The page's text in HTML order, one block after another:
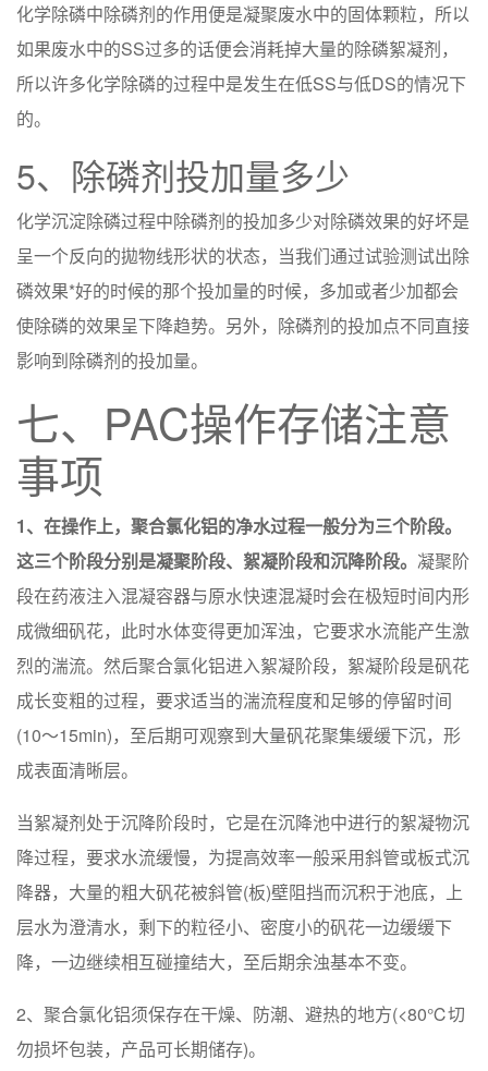
化学除磷中除磷剂的作用便是凝聚废水中的固体颗粒，所以
如果废水中的SS过多的话便会消耗掉大量的除磷絮凝剂，
所以许多化学除磷的过程中是发生在低SS与低DS的情况下
的。
5、除磷剂投加量多少
化学沉淀除磷过程中除磷剂的投加多少对除磷效果的好坏是
呈一个反向的拋物线形状的状态，当我们通过试验测试出除
磷效果*好的时候的那个投加量的时候，多加或者少加都会
使除磷的效果呈下降趋势。另外，除磷剂的投加点不同直接
影响到除磷剂的投加量。
七、PAC操作存储注意
事项
1、在操作上，聚合氯化铝的净水过程一般分为三个阶段。
这三个阶段分别是凝聚阶段、絮凝阶段和沉降阶段。 凝聚阶
段在药液注入混凝容器与原水快速混凝时会在极短时间内形
成微细矾花，此时水体变得更加浑浊，它要求水流能产生激
烈的湍流。然后聚合氯化铝进入絮凝阶段，絮凝阶段是矾花
成长变粗的过程，要求适当的湍流程度和足够的停留时间
(10～15min)，至后期可观察到大量矾花聚集缓缓下沉，形
成表面清晰层。
当絮凝剂处于沉降阶段时，它是在沉降池中进行的絮凝物沉
降过程，要求水流缓慢，为提高效率一般采用斜管或板式沉
降器，大量的粗大矾花被斜管(板)壁阻挡而沉积于池底，上
层水为澄清水，剩下的粒径小、密度小的矾花一边缓缓下
降，一边继续相互碰撞结大，至后期余浊基本不变。
2、聚合氯化铝须保存在干燥、防潮、避热的地方(<80℃切
勿损坏包装，产品可长期储存)。